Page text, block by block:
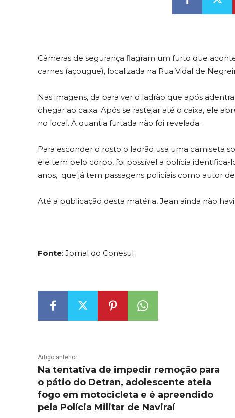
Câmeras de segurança flagram um furto que
carnes (açougue), localizada na Rua Vidal de
Nas imagens, da para ver o ladrão que após
chegar ao caixa. Após se rastejar até o caixa, ele
no local. A quantia furtada não foi revelada.
Para esconder o rosto o ladrão usa uma camiseta
ele tem pelo corpo, foi possível a polícia identifica-
anos, que já tem passagens policiais como autor
Até a publicação desta matéria, Jean ainda não
Fonte: Jornal do Conesul
Artigo anterior
Na tentativa de impedir remoção para
o pátio do Detran, adolescente ateia
fogo em motocicleta e é apreendido
pela Polícia Militar de Naviraí